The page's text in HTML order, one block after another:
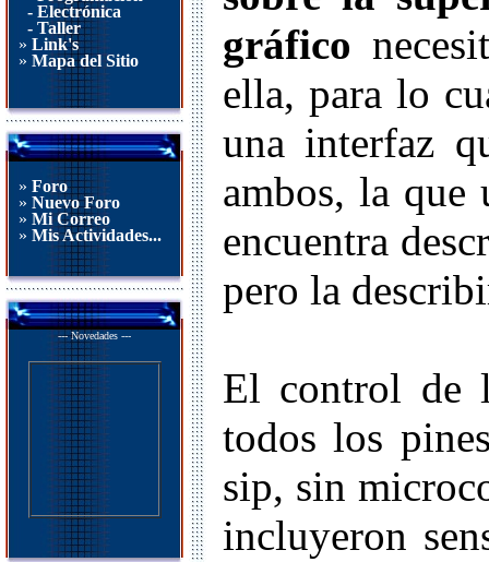
- Electrónica
- Taller
» Link's
» Mapa del Sitio
» Foro
» Nuevo Foro
» Mi Correo
» Mis Actividades...
--- Novedades ---
gráfico
ella, para lo
una interfaz
ambos, la que
encuentra
pero la
El control de
todos los
sip, sin
incluyeron